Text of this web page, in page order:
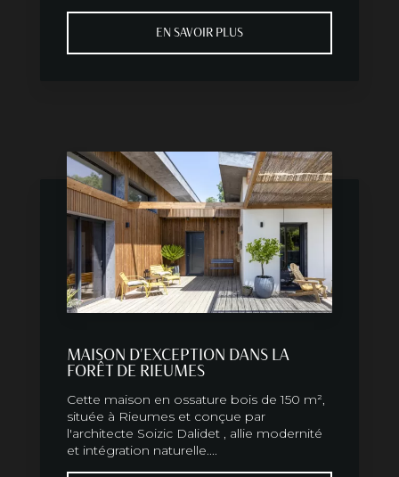
EN SAVOIR PLUS
MAISON D'EXCEPTION DANS LA
FORÊT DE RIEUMES
Cette maison en ossature bois de 150 m²,
située à Rieumes et conçue par
l'architecte Soizic Dalidet , allie modernité
et intégration naturelle....